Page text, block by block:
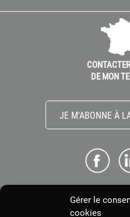
Gérer le
cookies
DE MON
JE M'ABONNE À
ME